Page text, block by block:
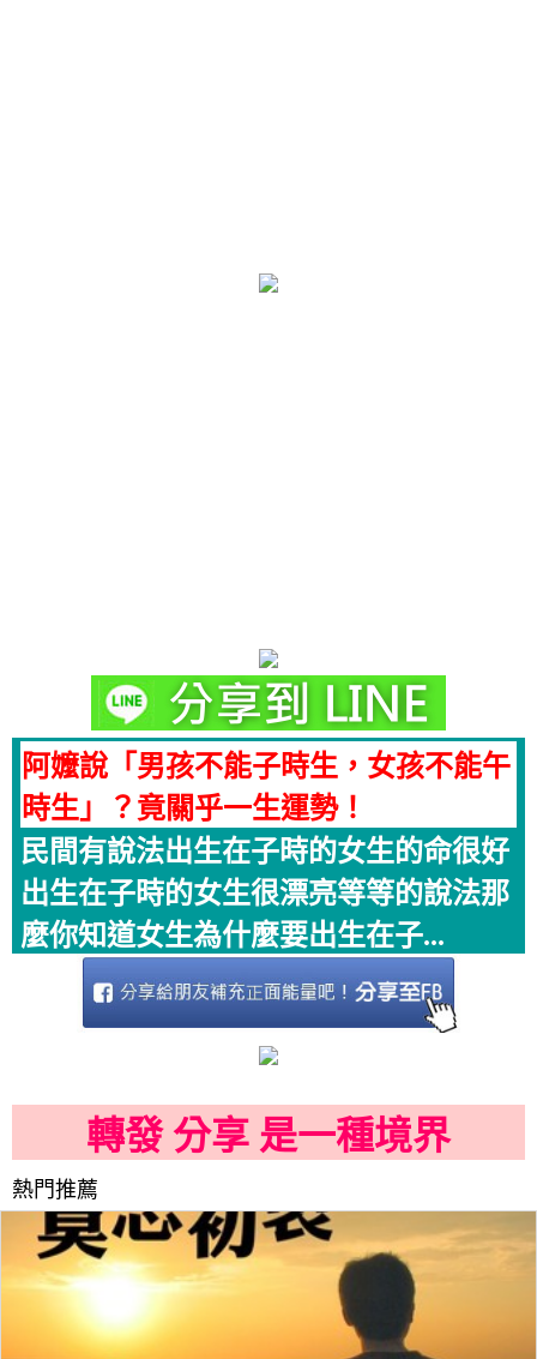
阿嬤說「男孩不能子時生，女孩不能午
時生」？竟關乎一生運勢！
民間有說法出生在子時的女生的命很好
出生在子時的女生很漂亮等等的說法那
麼你知道女生為什麼要出生在子...
轉發 分享 是一種境界
熱門推薦